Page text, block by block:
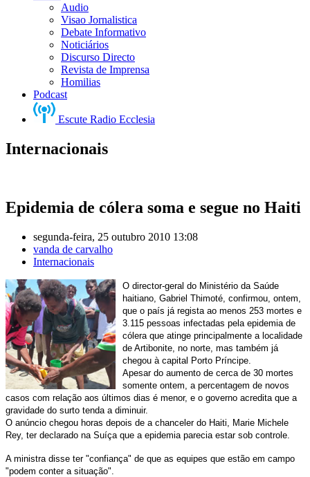
Audio
Visao Jornalistica
Debate Informativo
Noticiários
Discurso Directo
Revista de Imprensa
Homilias
Podcast
Escute Radio Ecclesia
Internacionais
Epidemia de cólera soma e segue no Haiti
segunda-feira, 25 outubro 2010 13:08
vanda de carvalho
Internacionais
O director-geral do Ministério da Saúde
haitiano, Gabriel Thimoté, confirmou, ontem,
que o país já regista ao menos 253 mortes e
3.115 pessoas infectadas pela epidemia de
cólera que atinge principalmente a localidade
de Artibonite, no norte, mas também já
chegou à capital Porto Príncipe.
Apesar do aumento de cerca de 30 mortes
somente ontem, a percentagem de novos
casos com relação aos últimos dias é menor, e o governo acredita que a
gravidade do surto tenda a diminuir.
O anúncio chegou horas depois de a chanceler do Haiti, Marie Michele
Rey, ter declarado na Suíça que a epidemia parecia estar sob controle.
A ministra disse ter "confiança" de que as equipes que estão em campo
"podem conter a situação".